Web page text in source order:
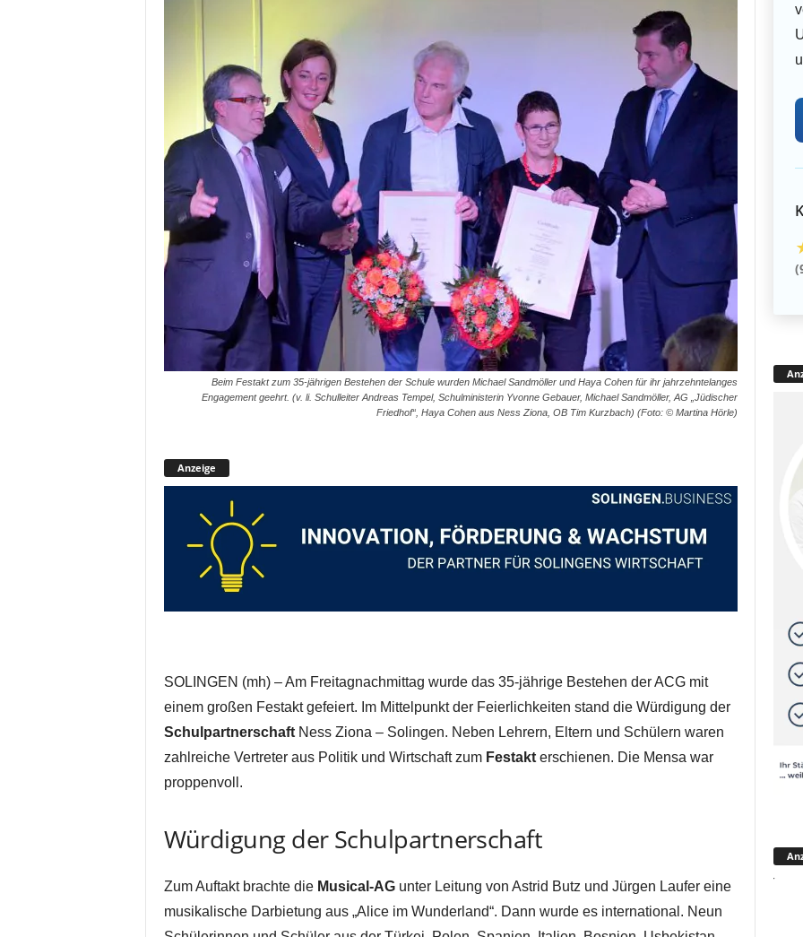
Beim Festakt zum 35-jährigen Bestehen der Schule wurden Michael Sandmöller und Haya Cohen für ihr jahrzehntelanges
Engagement geehrt. (v. li. Schulleiter Andreas Tempel, Schulministerin Yvonne Gebauer, Michael Sandmöller, AG „Jüdischer
Friedhof“, Haya Cohen aus Ness Ziona, OB Tim Kurzbach) (Foto: © Martina Hörle)
Anzeige
SOLINGEN (mh) – Am Freitagnachmittag wurde das 35-jährige Bestehen der ACG mit
einem großen Festakt gefeiert. Im Mittelpunkt der Feierlichkeiten stand die Würdigung der
SchulpartnerschaftNess Ziona – Solingen. Neben Lehrern, Eltern und Schülern waren
zahlreiche Vertreter aus Politik und Wirtschaft zum Festakterschienen. Die Mensa war
proppenvoll.
Würdigung der Schulpartnerschaft
Zum Auftakt brachte die Musical-AGunter Leitung von Astrid Butz und Jürgen Laufer eine
musikalische Darbietung aus „Alice im Wunderland“. Dann wurde es international. Neun